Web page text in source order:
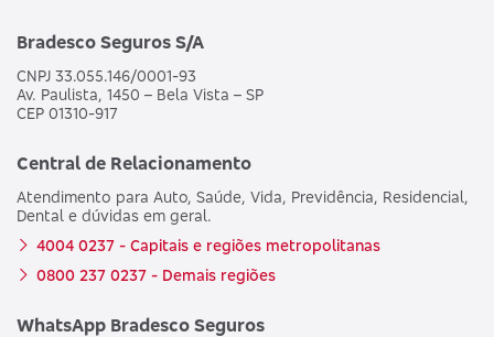
Bradesco Seguros S/A
CNPJ 33.055.146/0001-93
Av. Paulista, 1450 – Bela Vista – SP
CEP 01310-917
Central de Relacionamento
Atendimento para Auto, Saúde, Vida, Previdência, Residencial,
Dental e dúvidas em geral.
4004 0237 - Capitais e regiões metropolitanas
0800 237 0237 - Demais regiões
WhatsApp Bradesco Seguros